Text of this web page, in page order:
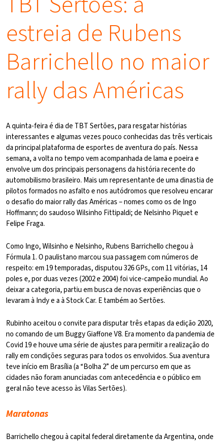
estreia de Rubens
Barrichello no maior
rally das Américas
A quinta-feira é dia de TBT Sertões, para resgatar histórias
interessantes e algumas vezes pouco conhecidas das três verticais
da principal plataforma de esportes de aventura do país. Nessa
semana, a volta no tempo vem acompanhada de lama e poeira e
envolve um dos principais personagens da história recente do
automobilismo brasileiro. Mais um representante de uma dinastia de
pilotos formados no asfalto e nos autódromos que resolveu encarar
o desafio do maior rally das Américas – nomes como os de Ingo
Hoffmann; do saudoso Wilsinho Fittipaldi; de Nelsinho Piquet e
Felipe Fraga.
Como Ingo, Wilsinho e Nelsinho, Rubens Barrichello chegou à
Fórmula 1. O paulistano marcou sua passagem com números de
respeito: em 19 temporadas, disputou 326 GPs, com 11 vitórias, 14
poles e, por duas vezes (2002 e 2004) foi vice-campeão mundial. Ao
deixar a categoria, partiu em busca de novas experiências que o
levaram à Indy e a à Stock Car. E também ao Sertões.
Rubinho aceitou o convite para disputar três etapas da edição 2020,
no comando de um Buggy Giaffone V8. Era momento da pandemia de
Covid 19 e houve uma série de ajustes para permitir a realização do
rally em condições seguras para todos os envolvidos. Sua aventura
teve início em Brasília (a “Bolha 2” de um percurso em que as
cidades não foram anunciadas com antecedência e o público em
geral não teve acesso às Vilas Sertões).
Maratonas
Barrichello chegou à capital federal diretamente da Argentina, onde